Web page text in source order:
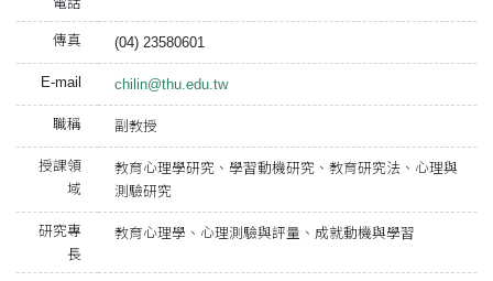
傳真 (04) 23580601
E-mail chilin@thu.edu.tw
職稱 副教授
授課領
域
教育心理學研究、學習動機研究、教育研究法、心理與
測驗研究
研究專
長
教育心理學、心理測驗與評量、成就動機與學習